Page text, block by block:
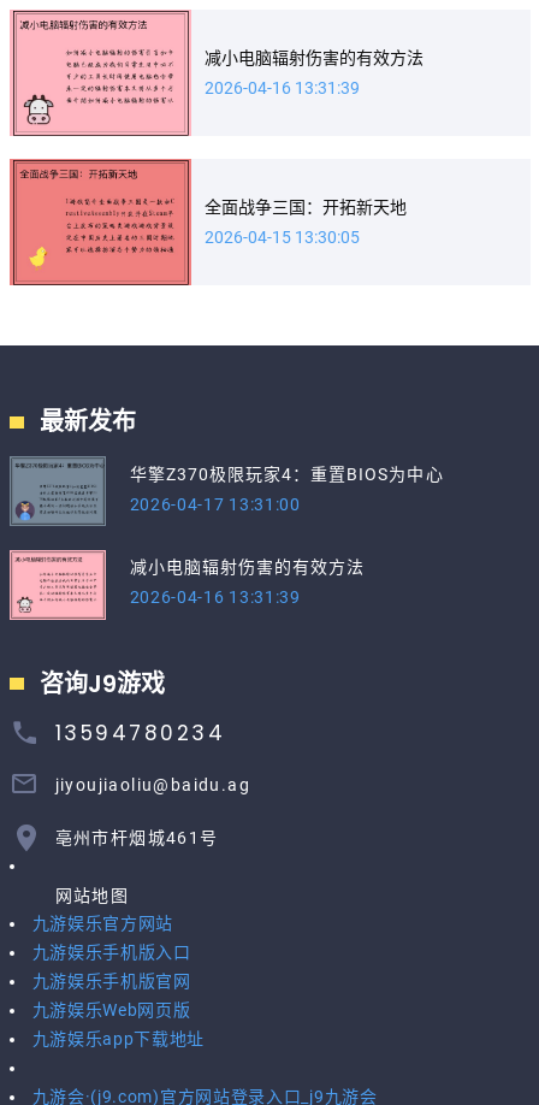
减小电脑辐射伤害的有效方法
2026-04-16 13:31:39
全面战争三国：开拓新天地
2026-04-15 13:30:05
最新发布
华擎Z370极限玩家4：重置BIOS为中心
2026-04-17 13:31:00
减小电脑辐射伤害的有效方法
2026-04-16 13:31:39
咨询J9游戏
13594780234
jiyoujiaoliu@baidu.ag
亳州市杆烟城461号
网站地图
九游娱乐官方网站
九游娱乐手机版入口
九游娱乐手机版官网
九游娱乐Web网页版
九游娱乐app下载地址
九游会·(j9.com)官方网站登录入口_j9九游会